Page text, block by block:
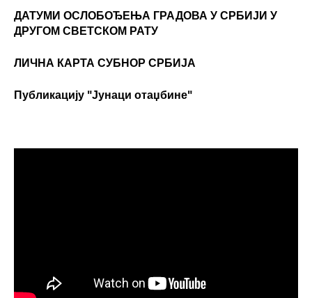
ДАТУМИ ОСЛОБОЂЕЊА ГРАДОВА У СРБИЈИ У
ДРУГОМ СВЕТСКОМ РАТУ
ЛИЧНА КАРТА СУБНОР СРБИЈА
Публикацију "Јунаци отаџбине"